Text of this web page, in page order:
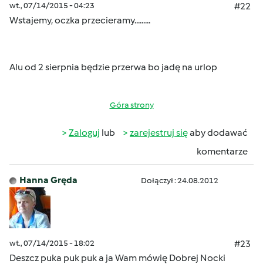
wt., 07/14/2015 - 04:23
#22
Wstajemy, oczka przecieramy.........
Alu od 2 sierpnia będzie przerwa bo jadę na urlop
Góra strony
Zaloguj lub zarejestruj sięaby dodawać
komentarze
Hanna Gręda Dołączył : 24.08.2012
wt., 07/14/2015 - 18:02
#23
Deszcz puka puk puk a ja Wam mówię Dobrej Nocki